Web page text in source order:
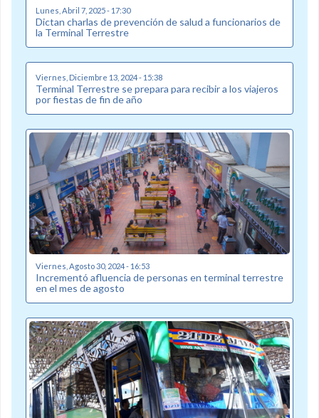
Lunes, Abril 7, 2025 - 17:30
Dictan charlas de prevención de salud a funcionarios de
la Terminal Terrestre
Viernes, Diciembre 13, 2024 - 15:38
Terminal Terrestre se prepara para recibir a los viajeros
por fiestas de fin de año
Viernes, Agosto 30, 2024 - 16:53
Incrementó afluencia de personas en terminal terrestre
en el mes de agosto